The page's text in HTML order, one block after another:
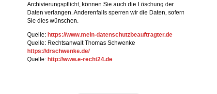
Archivierungspflicht, können Sie auch die Löschung der
Daten verlangen. Anderenfalls sperren wir die Daten, sofern
Sie dies wünschen.
Quelle: https://www.mein-datenschutzbeauftragter.de
Quelle: Rechtsanwalt Thomas Schwenke
https://drschwenke.de/
Quelle: http://www.e-recht24.de